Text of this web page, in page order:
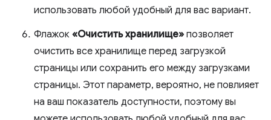
использовать любой удобный для вас вариант.
Флажок «Очистить хранилище» позволяет
очистить все хранилище перед загрузкой
страницы или сохранить его между загрузками
страницы. Этот параметр, вероятно, не повлияет
на ваш показатель доступности, поэтому вы